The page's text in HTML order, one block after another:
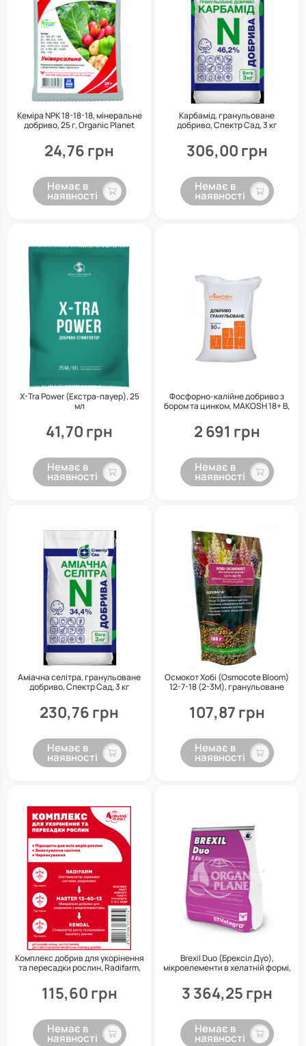
Кеміра NPK 18-18-18, мінеральне
добриво, 25 г, Organic Planet
24,76 грн
Немає в
наявності
Карбамід, гранульоване
добриво, Спектр Сад, 3 кг
306,00 грн
Немає в
наявності
X-Tra Power (Екстра-пауер), 25
мл
41,70 грн
Немає в
наявності
Фосфорно-калійне добриво з
бором та цинком, MAKOSH 18+ B,
2 691 грн
Немає в
наявності
Аміачна селітра, гранульоване
добриво, Спектр Сад, 3 кг
230,76 грн
Немає в
наявності
Осмокот Хобі (Osmocote Bloom)
12-7-18 (2-3М), гранульоване
ICL, 200 г
107,87 грн
Немає в
наявності
Комплекс добрив для укорінення
та пересадки рослин, Radifarm,
115,60 грн
Немає в
наявності
Brexil Duo (Брексіл Дуо),
мікроелементи в хелатній формі,
3 364,25 грн
Немає в
наявності